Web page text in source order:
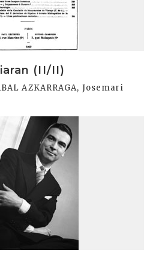
(II/II)
AZKARRAGA, Josemari